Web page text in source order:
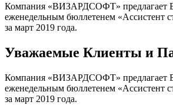
Компания «ВИЗАРДСОФТ» предлагает
еженедельным бюллетенем «Ассистент
за март 2019 года.
Уважаемые Клиенты и
Компания «ВИЗАРДСОФТ» предлагает
еженедельным бюллетенем «Ассистент
за март 2019 года.